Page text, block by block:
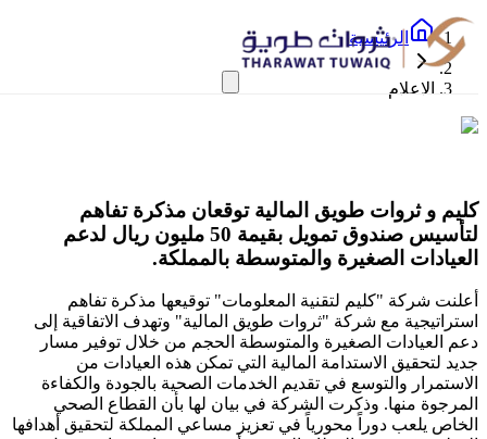
الرئيسية
الاعلام
كليم و ثروات طويق المالية توقعان مذكرة تفاهم
لتأسيس صندوق تمويل بقيمة 50 مليون ريال لدعم
العيادات الصغيرة والمتوسطة بالمملكة.
أعلنت شركة "كليم لتقنية المعلومات" توقيعها مذكرة تفاهم
استراتيجية مع شركة "ثروات طويق المالية" وتهدف الاتفاقية إلى
دعم العيادات الصغيرة والمتوسطة الحجم من خلال توفير مسار
جديد لتحقيق الاستدامة المالية التي تمكن هذه العيادات من
الاستمرار والتوسع في تقديم الخدمات الصحية بالجودة والكفاءة
المرجوة منها. وذكرت الشركة في بيان لها بأن القطاع الصحي
الخاص يلعب دوراً محورياً في تعزيز مساعي المملكة لتحقيق أهدافها